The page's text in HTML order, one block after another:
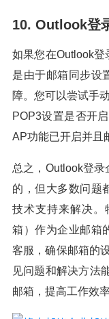
10. Outlook登
如果您在Outlook
是由于邮箱同步设
障。您可以尝试手
POP3设置是否开
AP功能已开启并且
总之，Outlook登
的，但大多数问题
技术支持来解决。
箱）作为企业邮箱
客服，确保邮箱的
见问题和解决方法
邮箱，提高工作效率